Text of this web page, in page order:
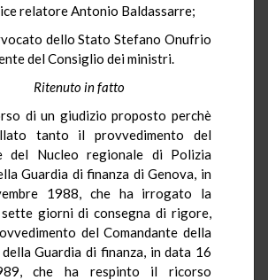
relatore Antonio Baldassarre;
dello Stato Stefano Onufrio
del Consiglio dei ministri.
Ritenuto in fatto
di un giudizio proposto perchè
tanto il provvedimento del
del Nucleo regionale di Polizia
Guardia di finanza di Genova, in
1988, che ha irrogato la
giorni di consegna di rigore,
del Comandante della
Guardia di finanza, in data 16
che ha respinto il ricorso